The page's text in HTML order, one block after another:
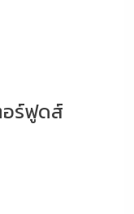
อร์ฟูดส์